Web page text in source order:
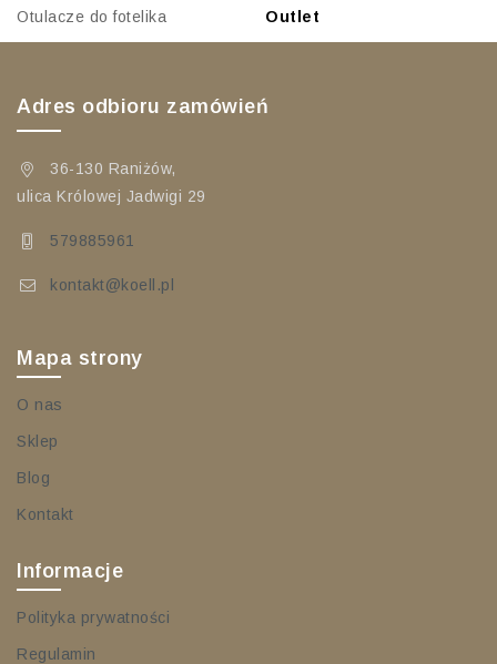
Otulacze do fotelika Outlet
Adres odbioru zamówień
36-130 Raniżów,
ulica Królowej Jadwigi 29
579885961
kontakt@koell.pl
Mapa strony
O nas
Sklep
Blog
Kontakt
Informacje
Polityka prywatności
Regulamin